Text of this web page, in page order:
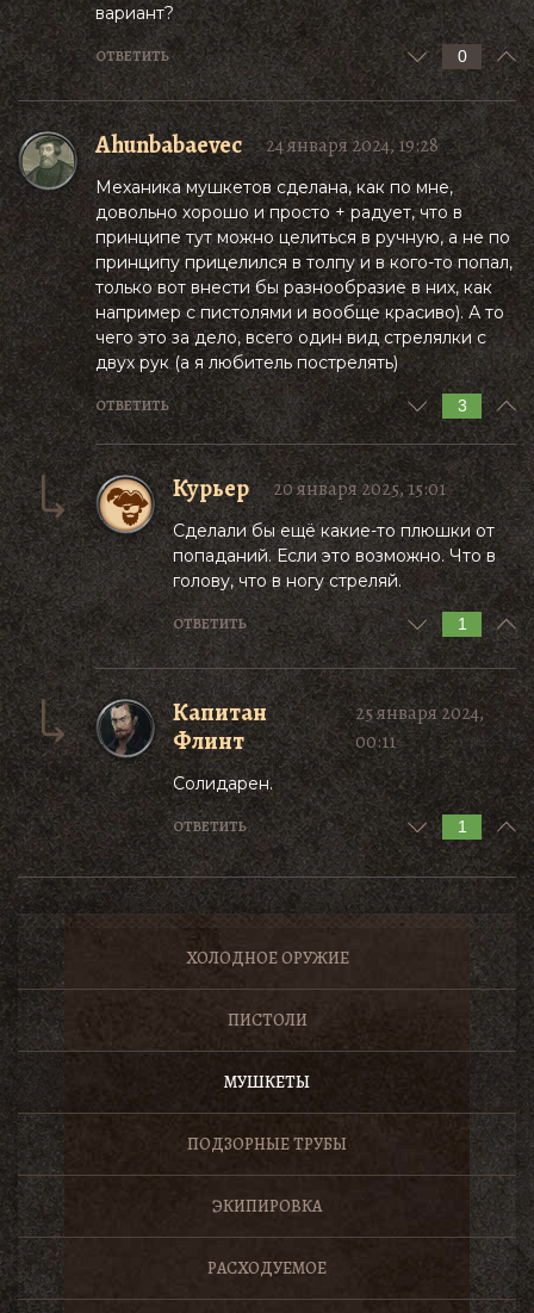
вариант?
ОТВЕТИТЬ 0
Ahunbabaevec 24 января 2024, 19:28
Механика мушкетов сделана, как по мне,
довольно хорошо и просто + радует, что в
принципе тут можно целиться в ручную, а не по
принципу прицелился в толпу и в кого-то попал,
только вот внести бы разнообразие в них, как
например с пистолями и вообще красиво). А то
чего это за дело, всего один вид стрелялки с
двух рук (а я любитель пострелять)
ОТВЕТИТЬ 3
Курьер 20 января 2025, 15:01
Сделали бы ещё какие-то плюшки от
попаданий. Если это возможно. Что в
голову, что в ногу стреляй.
ОТВЕТИТЬ 1
Капитан
Флинт
25 января 2024,
00:11
Солидарен.
ОТВЕТИТЬ 1
ХОЛОДНОЕ ОРУЖИЕ
ПИСТОЛИ
МУШКЕТЫ
ПОДЗОРНЫЕ ТРУБЫ
ЭКИПИРОВКА
РАСХОДУЕМОЕ